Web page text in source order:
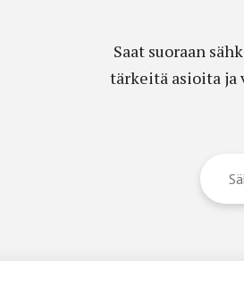
Saat suoraan
tärkeitä asioita ja